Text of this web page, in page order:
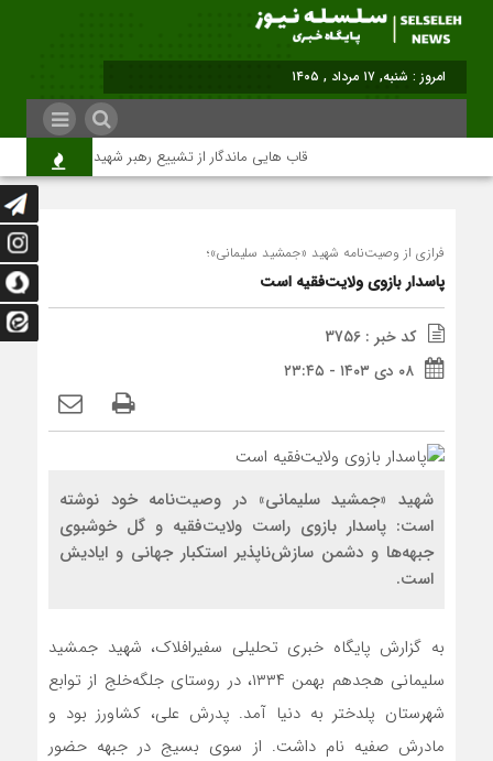
برابر با : Saturday - 8 August - 2026
قاب هایی ماندگار از تشییع رهبر شهید در تهران
فرازی از وصیت‌نامه شهید «جمشید سلیمانی»؛
پاسدار بازوی ولایت‌فقیه است
کد خبر : 3756
۰۸ دی ۱۴۰۳ - ۲۳:۴۵
شهید «جمشید سلیمانی» در وصیت‌نامه خود نوشته
است: پاسدار بازوی راست ولايت‌فقيه و گل خوشبوی
جبهه‌ها و دشمن سازش‌ناپذير استكبار جهانی و اياديش
است.
به گزارش پایگاه خبری تحلیلی سفیرافلاک، شهید جمشید
سلیمانی هجدهم بهمن ۱۳۳۴، در روستای جلگه‌خلج از توابع
شهرستان پلدختر به دنیا آمد. پدرش علی، کشاورز بود و
مادرش صفیه نام داشت. از سوی بسیج در جبهه حضور